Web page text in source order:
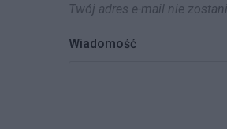
Twój adres e-mail nie
Wiadomość